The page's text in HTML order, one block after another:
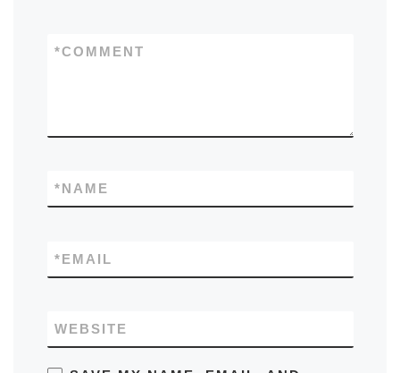
COMMENT
*
NAME
*
EMAIL
*
WEBSITE